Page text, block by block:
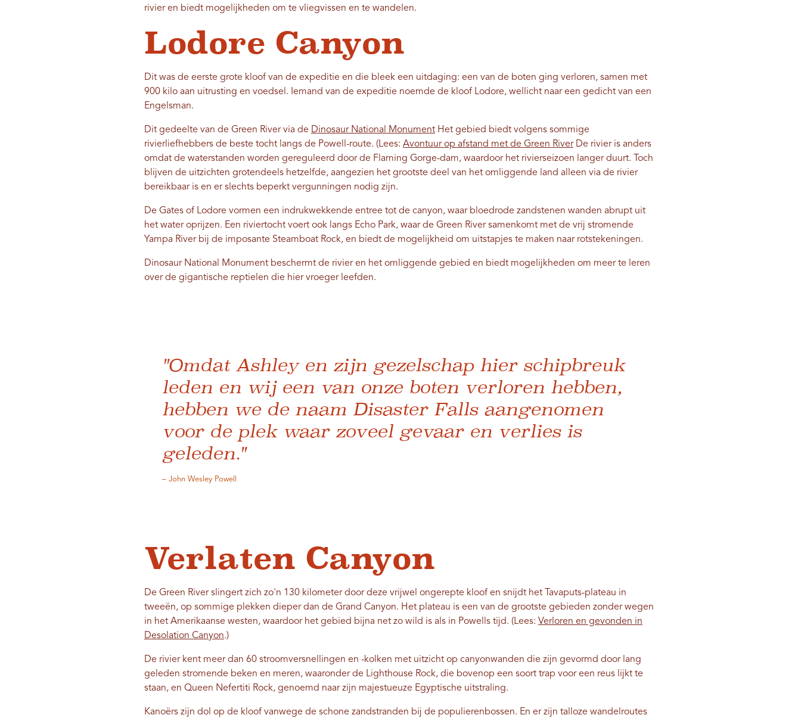
rivier en biedt mogelijkheden om te vliegvissen en te wandelen.
Lodore Canyon
Dit was de eerste grote kloof van de expeditie en die bleek een uitdaging: een van de boten ging verloren, samen met
900 kilo aan uitrusting en voedsel. Iemand van de expeditie noemde de kloof Lodore, wellicht naar een gedicht van een
Engelsman.
Dit gedeelte van de Green River via de Dinosaur National MonumentHet gebied biedt volgens sommige
rivierliefhebbers de beste tocht langs de Powell-route. (Lees: Avontuur op afstand met de Green RiverDe rivier is anders
omdat de waterstanden worden gereguleerd door de Flaming Gorge-dam, waardoor het rivierseizoen langer duurt. Toch
blijven de uitzichten grotendeels hetzelfde, aangezien het grootste deel van het omliggende land alleen via de rivier
bereikbaar is en er slechts beperkt vergunningen nodig zijn.
De Gates of Lodore vormen een indrukwekkende entree tot de canyon, waar bloedrode zandstenen wanden abrupt uit
het water oprijzen. Een riviertocht voert ook langs Echo Park, waar de Green River samenkomt met de vrij stromende
Yampa River bij de imposante Steamboat Rock, en biedt de mogelijkheid om uitstapjes te maken naar rotstekeningen.
Dinosaur National Monument beschermt de rivier en het omliggende gebied en biedt mogelijkheden om meer te leren
over de gigantische reptielen die hier vroeger leefden.
"Omdat Ashley en zijn gezelschap hier schipbreuk
leden en wij een van onze boten verloren hebben,
hebben we de naam Disaster Falls aangenomen
voor de plek waar zoveel gevaar en verlies is
geleden."
– John Wesley Powell
Verlaten Canyon
De Green River slingert zich zo'n 130 kilometer door deze vrijwel ongerepte kloof en snijdt het Tavaputs-plateau in
tweeën, op sommige plekken dieper dan de Grand Canyon. Het plateau is een van de grootste gebieden zonder wegen
in het Amerikaanse westen, waardoor het gebied bijna net zo wild is als in Powells tijd. (Lees: Verloren en gevonden in
Desolation Canyon.)
De rivier kent meer dan 60 stroomversnellingen en -kolken met uitzicht op canyonwanden die zijn gevormd door lang
geleden stromende beken en meren, waaronder de Lighthouse Rock, die bovenop een soort trap voor een reus lijkt te
staan, en Queen Nefertiti Rock, genoemd naar zijn majestueuze Egyptische uitstraling.
Kanoërs zijn dol op de kloof vanwege de schone zandstranden bij de populierenbossen. En er zijn talloze wandelroutes